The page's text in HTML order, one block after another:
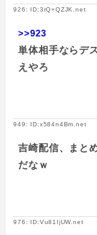
926: ID:3rQ+QZJK.net
>>923
単体相手ならデ
えやろ
949: ID:x584n4Bm.net
吉崎配信、まと
だなｗ
976: ID:Vu81IjUW.net